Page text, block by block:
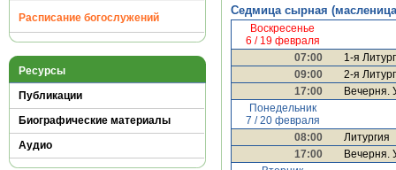
Седмица cырная
Воскресенье
6 / 19 февраля
07:00
1-я
09:00
2-я
17:00
Вечерня.
Понедельник
7 / 20 февраля
08:00
Литургия
17:00
Вечерня.
Расписание богослужений
Ресурсы
Публикации
Биографические материалы
Аудио